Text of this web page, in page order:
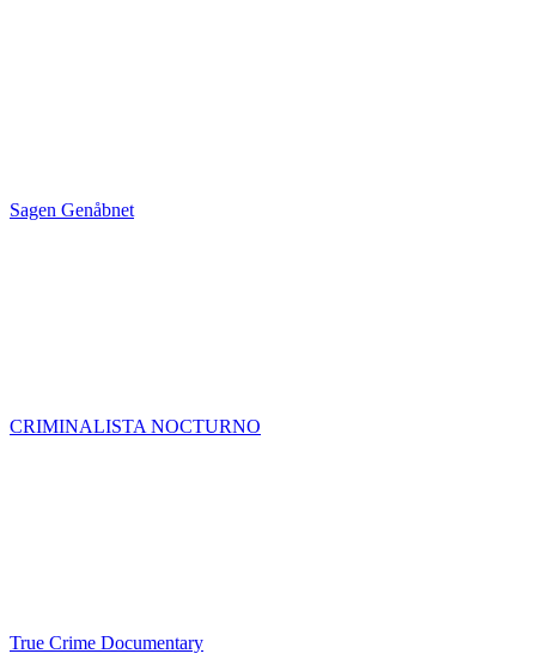
Sagen Genåbnet
CRIMINALISTA NOCTURNO
True Crime Documentary